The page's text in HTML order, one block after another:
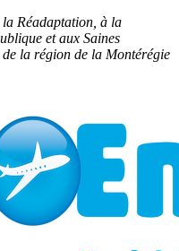
Réadaptation, à la
et aux Saines
la région de la Montérégie